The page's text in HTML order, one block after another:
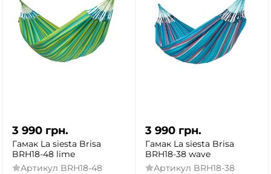
3 990 грн.
Гамак La siesta Brisa
BRH18-48 lime
Артикул BRH18-48
3 990 грн.
Гамак La siesta Brisa
BRH18-38 wave
Артикул BRH18-38